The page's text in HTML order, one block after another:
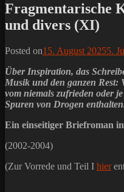
Fragmentarische
und divers (XI)
Posted on15. August 20255.
Über Inspiration, das
Musik und den ganzen
vom niemals zufrieden oder
Spuren von Drogen
Ein einseitiger Briefroman
(2002-2004)
(Zur Vorrede und Teil I hier